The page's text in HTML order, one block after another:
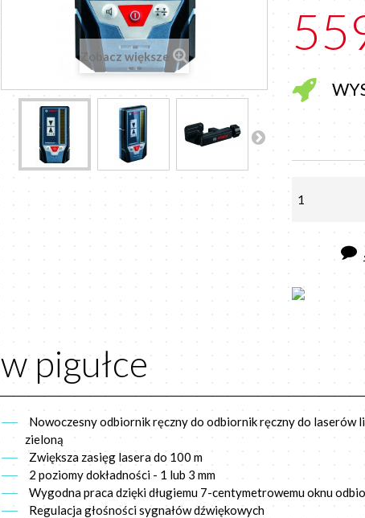
Zobacz większe
w pigułce
Nowoczesny odbiornik ręczny do odbiornik ręczny do laserów
zieloną
Zwiększa zasięg lasera do 100 m
2 poziomy dokładności - 1 lub 3 mm
Wygodna praca dzięki długiemu 7-centymetrowemu oknu
Regulacja głośności sygnałów dźwiękowych